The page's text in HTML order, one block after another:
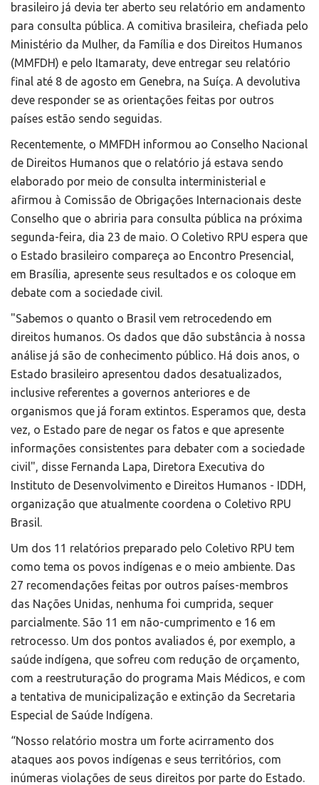
brasileiro já devia ter aberto seu relatório em andamento
para consulta pública. A comitiva brasileira, chefiada pelo
Ministério da Mulher, da Família e dos Direitos Humanos
(MMFDH) e pelo Itamaraty, deve entregar seu relatório
final até 8 de agosto em Genebra, na Suíça. A devolutiva
deve responder se as orientações feitas por outros
países estão sendo seguidas.
Recentemente, o MMFDH informou ao Conselho Nacional
de Direitos Humanos que o relatório já estava sendo
elaborado por meio de consulta interministerial e
afirmou à Comissão de Obrigações Internacionais deste
Conselho que o abriria para consulta pública na próxima
segunda-feira, dia 23 de maio. O Coletivo RPU espera que
o Estado brasileiro compareça ao Encontro Presencial,
em Brasília, apresente seus resultados e os coloque em
debate com a sociedade civil.
"Sabemos o quanto o Brasil vem retrocedendo em
direitos humanos. Os dados que dão substância à nossa
análise já são de conhecimento público. Há dois anos, o
Estado brasileiro apresentou dados desatualizados,
inclusive referentes a governos anteriores e de
organismos que já foram extintos. Esperamos que, desta
vez, o Estado pare de negar os fatos e que apresente
informações consistentes para debater com a sociedade
civil", disse Fernanda Lapa, Diretora Executiva do
Instituto de Desenvolvimento e Direitos Humanos - IDDH,
organização que atualmente coordena o Coletivo RPU
Brasil.
Um dos 11 relatórios preparado pelo Coletivo RPU tem
como tema os povos indígenas e o meio ambiente. Das
27 recomendações feitas por outros países-membros
das Nações Unidas, nenhuma foi cumprida, sequer
parcialmente. São 11 em não-cumprimento e 16 em
retrocesso. Um dos pontos avaliados é, por exemplo, a
saúde indígena, que sofreu com redução de orçamento,
com a reestruturação do programa Mais Médicos, e com
a tentativa de municipalização e extinção da Secretaria
Especial de Saúde Indígena.
“Nosso relatório mostra um forte acirramento dos
ataques aos povos indígenas e seus territórios, com
inúmeras violações de seus direitos por parte do Estado.